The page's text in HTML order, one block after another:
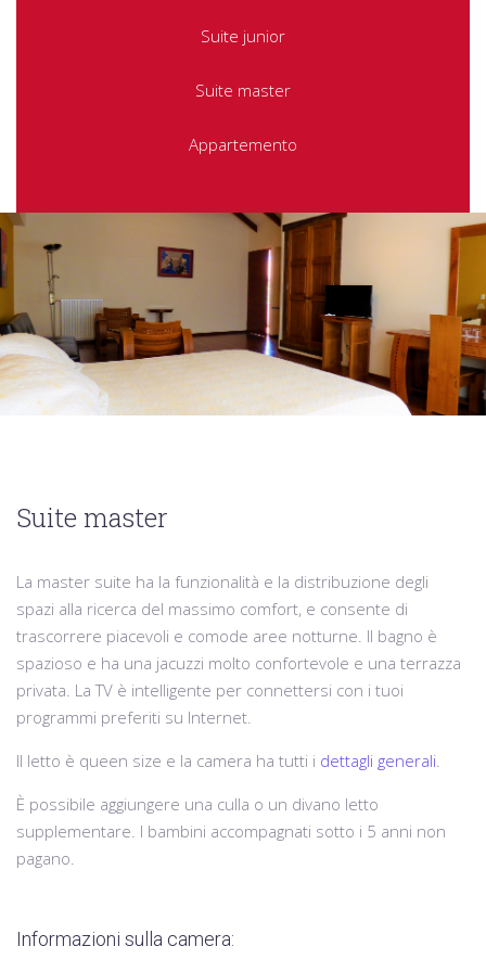
Suite junior
Suite master
Appartemento
Suite master
La master suite ha la funzionalità e la distribuzione degli
spazi alla ricerca del massimo comfort, e consente di
trascorrere piacevoli e comode aree notturne. Il bagno è
spazioso e ha una jacuzzi molto confortevole e una terrazza
privata. La TV è intelligente per connettersi con i tuoi
programmi preferiti su Internet.
Il letto è queen size e la camera ha tutti i dettagli generali
È possibile aggiungere una culla o un divano letto
supplementare. I bambini accompagnati sotto i 5 anni non
pagano.
Informazioni sulla camera: